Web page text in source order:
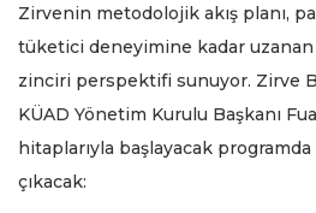
Zirvenin metodolojik akış planı,
tüketici deneyimine kadar
zinciri perspektifi sunuyor. Zirve
KÜAD Yönetim Kurulu Başkanı
hitaplarıyla başlayacak programda
çıkacak: